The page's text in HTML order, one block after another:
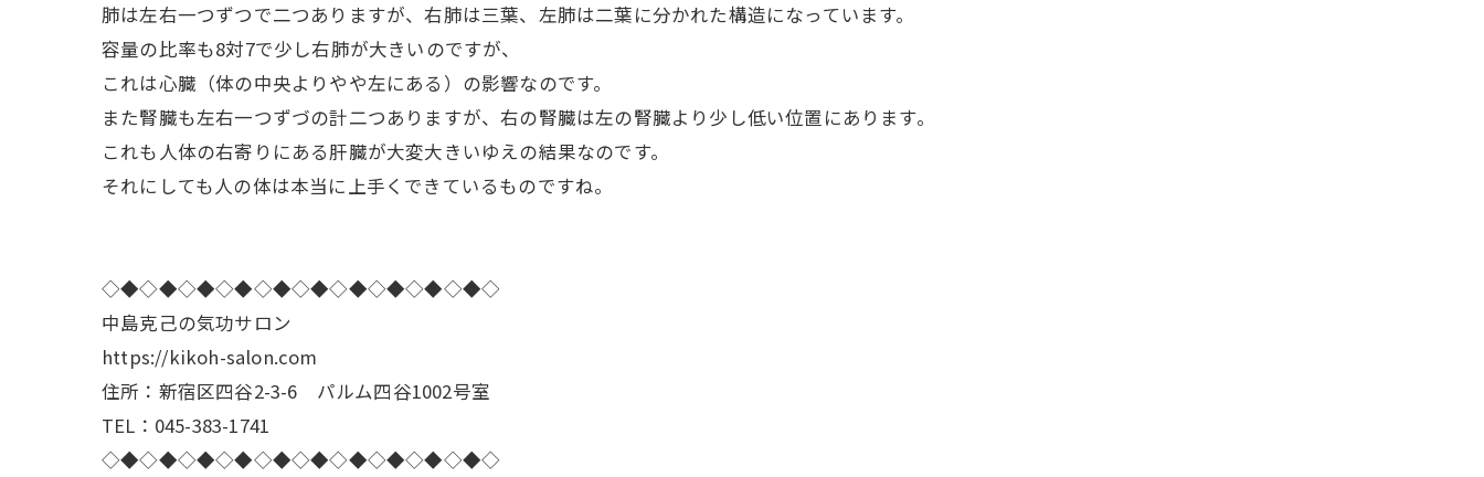
肺は左右一つずつで二つありますが、右肺は三葉、左肺は二葉に分かれた構造になっています。
容量の比率も8対7で少し右肺が大きいのですが、
これは心臓（体の中央よりやや左にある）の影響なのです。
また腎臓も左右一つずづの計二つありますが、右の腎臓は左の腎臓より少し低い位置にあります。
これも人体の右寄りにある肝臓が大変大きいゆえの結果なのです。
それにしても人の体は本当に上手くできているものですね。
◇◆◇◆◇◆◇◆◇◆◇◆◇◆◇◆◇◆◇◆◇
中島克己の気功サロン
https://kikoh-salon.com
住所：新宿区四谷2-3-6 パルム四谷1002号室
TEL：045-383-1741
◇◆◇◆◇◆◇◆◇◆◇◆◇◆◇◆◇◆◇◆◇